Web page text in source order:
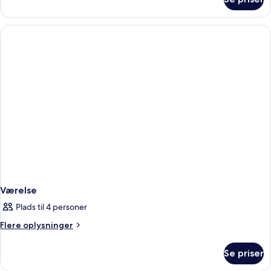
double
room
Værelse
Plads til 4 personer
Flere oplysninger
Flere
Se priser